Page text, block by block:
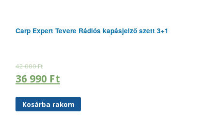
Carp Expert Tevere Rádiós kapásjelző szett 3+1
42 000Ft
36 990 Ft
Kosárba rakom